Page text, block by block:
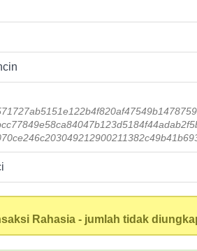
Rahasia - jumlah tidak